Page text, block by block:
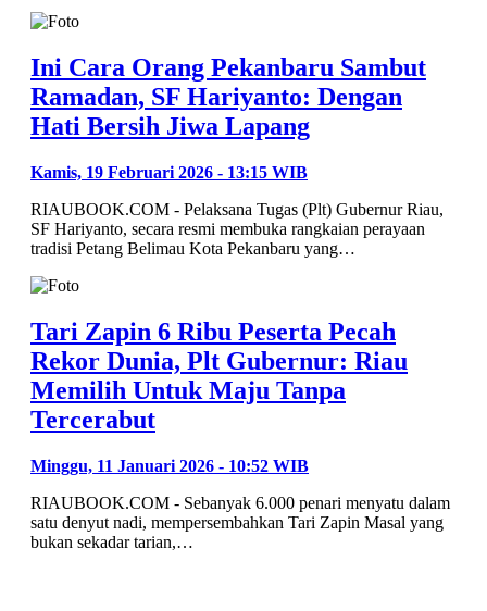
Ini Cara Orang Pekanbaru Sambut
Ramadan, SF Hariyanto: Dengan
Hati Bersih Jiwa Lapang
Kamis, 19 Februari 2026 - 13:15 WIB
RIAUBOOK.COM - Pelaksana Tugas (Plt) Gubernur Riau,
SF Hariyanto, secara resmi membuka rangkaian perayaan
tradisi Petang Belimau Kota Pekanbaru yang…
Tari Zapin 6 Ribu Peserta Pecah
Rekor Dunia, Plt Gubernur: Riau
Memilih Untuk Maju Tanpa
Tercerabut
Minggu, 11 Januari 2026 - 10:52 WIB
RIAUBOOK.COM - Sebanyak 6.000 penari menyatu dalam
satu denyut nadi, mempersembahkan Tari Zapin Masal yang
bukan sekadar tarian,…